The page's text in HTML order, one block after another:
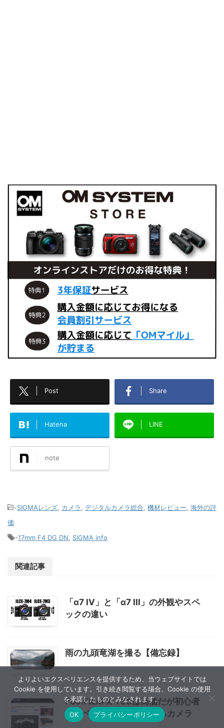
Post Share
Hatena LINE
note
-SIGMAレンズ, カメラ, デジタルカメラ総合, 機材レビュー, 海外の評
価
-17mm F4 DG DN, SIGMA info
関連記事
「α7 IV」と「α7 III」の外観やスペ
ックの違い
雨の九頭竜湖を撮る【備忘録】
FUJIFILM X-T50は高価だが初心者
でもベテランでも楽しめるカメラ
よりよいエクスペリエンスを提供するため、当ウェブサイトでは
Cookie を使用しています。引き続き閲覧する場合、Cookie の使用
を承諾したものとみなされます。
OK
プライバシーポリシー